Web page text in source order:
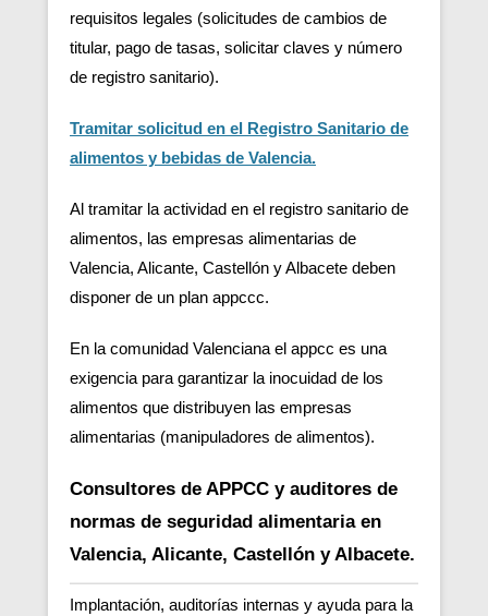
requisitos legales (solicitudes de cambios de
titular, pago de tasas, solicitar claves y número
de registro sanitario).
Tramitar solicitud en el Registro Sanitario de
alimentos y bebidas de Valencia.
Al tramitar la actividad en el registro sanitario de
alimentos, las empresas alimentarias de
Valencia, Alicante, Castellón y Albacete deben
disponer de un plan appccc.
En la comunidad Valenciana el appcc es una
exigencia para garantizar la inocuidad de los
alimentos que distribuyen las empresas
alimentarias (manipuladores de alimentos).
Consultores de APPCC y auditores de
normas de seguridad alimentaria en
Valencia, Alicante, Castellón y Albacete.
Implantación, auditorías internas y ayuda para la